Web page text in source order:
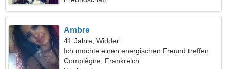
Ambre
41 Jahre, Widder
Ich möchte einen energischen Freund treffen
Compiègne, Frankreich